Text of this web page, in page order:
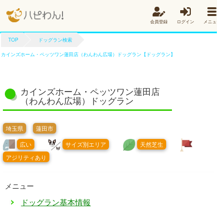
会員登録 ログイン メニ
TOP ドッグラン検索
カインズホーム・ペッツワン蓮田店（わんわん広場）ドッグラン【ドッグラン】
カインズホーム・ペッツワン蓮田店
（わんわん広場）ドッグラン
埼玉県
蓮田市
広い
サイズ別エリア
天然芝生
アジリティあり
メニュー
ドッグラン基本情報